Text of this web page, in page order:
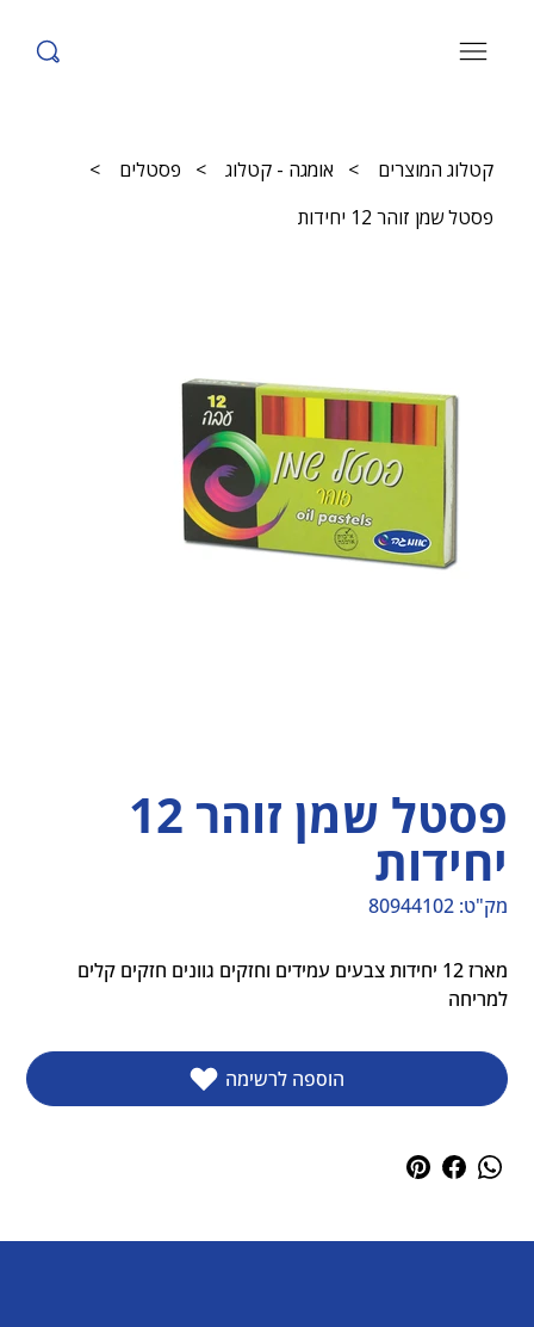
קטלוג המוצרים > אומגה - קטלוג > פסטלים
>
פסטל שמן זוהר 12 יחידות
פסטל שמן זוהר 12
יחידות
מק"ט:
מק"ט
80944102
80944102
מארז 12 יחידות צבעים עמידים וחזקים גוונים חזקים קלים
למריחה
הוספה לרשימה